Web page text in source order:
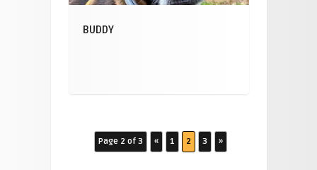
BUDDY
Page 2 of 3 « 1 2 3 »